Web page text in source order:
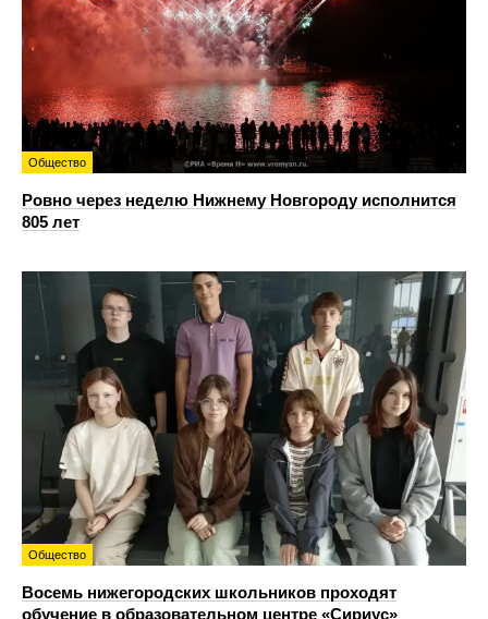
Общество
Ровно через неделю Нижнему Новгороду исполнится
805 лет
Общество
Восемь нижегородских школьников проходят
обучение в образовательном центре «Сириус»